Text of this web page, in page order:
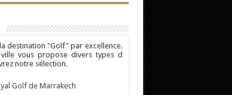
destination "Golf" par excellence.
vous propose divers types d
notre sélection.
Golf de Marrakech